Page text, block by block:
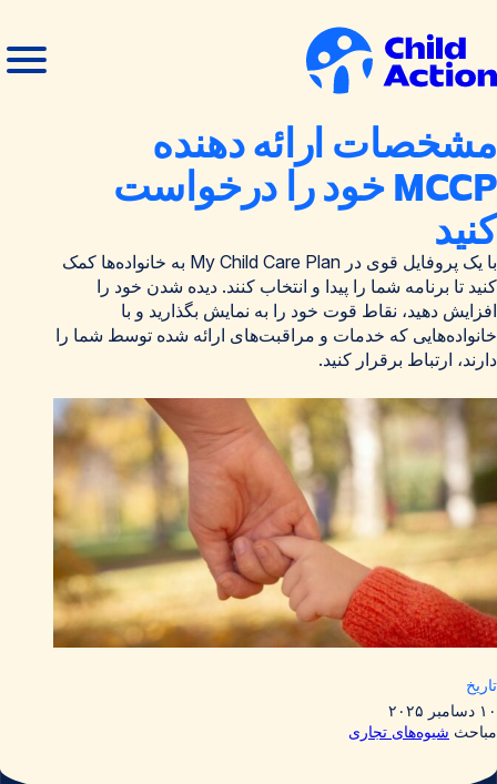
منوی
بستن
مشخصات ارائه دهنده
MCCP خود را درخواست
کنید
با یک پروفایل قوی در My Child Care Plan به خانواده‌ها کمک
کنید تا برنامه شما را پیدا و انتخاب کنند. دیده شدن خود را
افزایش دهید، نقاط قوت خود را به نمایش بگذارید و با
خانواده‌هایی که خدمات و مراقبت‌های ارائه شده توسط شما را
دارند، ارتباط برقرار کنید.
تاریخ
۱۰ دسامبر ۲۰۲۵
مباحث شیوه‌های تجاری